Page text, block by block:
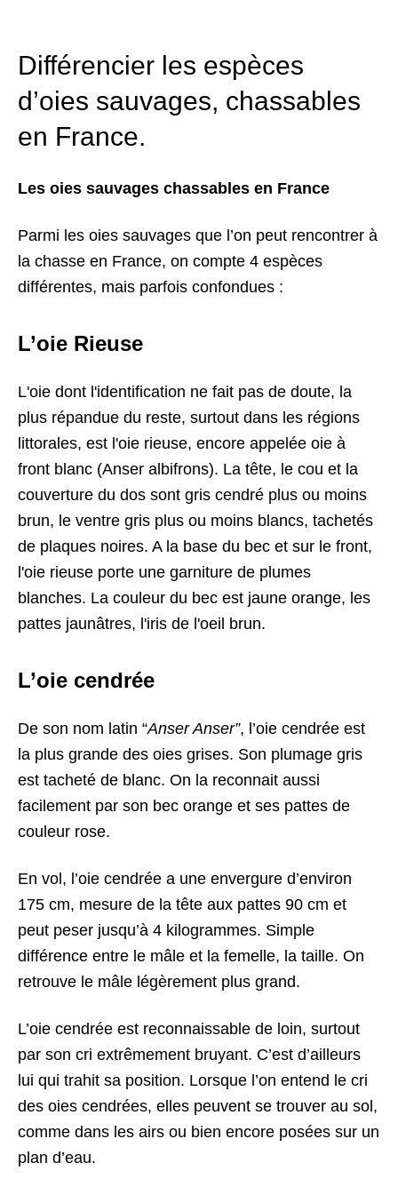
Différencier les espèces
d’oies sauvages, chassables
en France.
Les oies sauvages chassables en France
Parmi les oies sauvages que l’on peut rencontrer à
la chasse en France, on compte 4 espèces
différentes, mais parfois confondues :
L’oie Rieuse
L'oie dont l'identification ne fait pas de doute, la
plus répandue du reste, surtout dans les régions
littorales, est l'oie rieuse, encore appelée oie à
front blanc (Anser albifrons). La tête, le cou et la
couverture du dos sont gris cendré plus ou moins
brun, le ventre gris plus ou moins blancs, tachetés
de plaques noires. A la base du bec et sur le front,
l'oie rieuse porte une garniture de plumes
blanches. La couleur du bec est jaune orange, les
pattes jaunâtres, l'iris de l'oeil brun.
L’oie cendrée
De son nom latin “Anser Anser”, l’oie cendrée est
la plus grande des oies grises. Son plumage gris
est tacheté de blanc. On la reconnait aussi
facilement par son bec orange et ses pattes de
couleur rose.
En vol, l’oie cendrée a une envergure d’environ
175 cm, mesure de la tête aux pattes 90 cm et
peut peser jusqu’à 4 kilogrammes. Simple
différence entre le mâle et la femelle, la taille. On
retrouve le mâle légèrement plus grand.
L’oie cendrée est reconnaissable de loin, surtout
par son cri extrêmement bruyant. C’est d’ailleurs
lui qui trahit sa position. Lorsque l’on entend le cri
des oies cendrées, elles peuvent se trouver au sol,
comme dans les airs ou bien encore posées sur un
plan d’eau.